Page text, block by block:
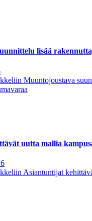
lisää
Muuntojoustava
uutta mallia
Asiantuntijat